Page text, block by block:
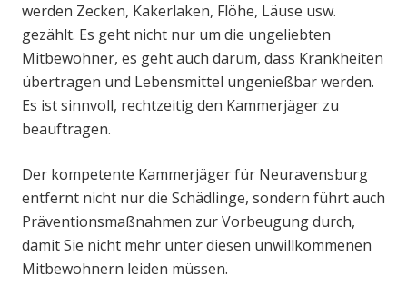
werden Zecken, Kakerlaken, Flöhe, Läuse usw.
gezählt. Es geht nicht nur um die ungeliebten
Mitbewohner, es geht auch darum, dass Krankheiten
übertragen und Lebensmittel ungenießbar werden.
Es ist sinnvoll, rechtzeitig den Kammerjäger zu
beauftragen.
Der kompetente Kammerjäger für Neuravensburg
entfernt nicht nur die Schädlinge, sondern führt auch
Präventionsmaßnahmen zur Vorbeugung durch,
damit Sie nicht mehr unter diesen unwillkommenen
Mitbewohnern leiden müssen.